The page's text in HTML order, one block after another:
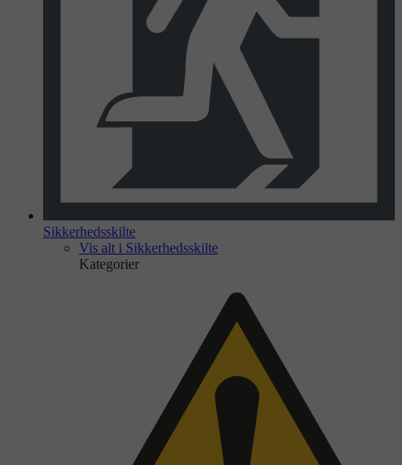
Sikkerhedsskilte
Vis alt i Sikkerhedsskilte
Kategorier